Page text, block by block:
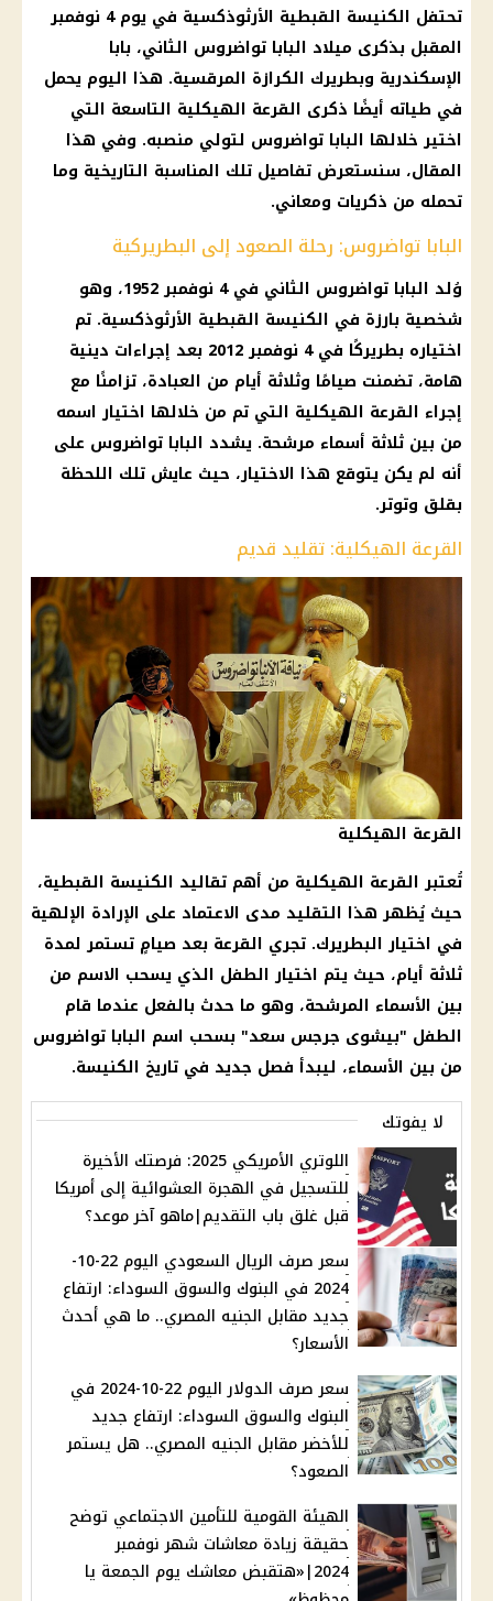
تحتفل الكنيسة القبطية الأرثوذكسية في يوم
4 نوفمبر
المقبل بذكرى ميلاد البابا تواضروس الثاني، بابا
الإسكندرية وبطريرك الكرازة المرقسية. هذا اليوم يحمل
في طياته أيضًا ذكرى القرعة الهيكلية التاسعة التي
اختير خلالها البابا تواضروس لتولي منصبه. وفي هذا
المقال، سنستعرض تفاصيل تلك المناسبة التاريخية وما
تحمله من ذكريات ومعاني.
البابا تواضروس: رحلة الصعود إلى البطريركية
وُلد البابا تواضروس الثاني
في 4 نوفمبر 1952، وهو
شخصية بارزة في الكنيسة القبطية الأرثوذكسية. تم
اختياره بطريركًا في 4 نوفمبر 2012 بعد إجراءات دينية
هامة، تضمنت صيامًا وثلاثة أيام من العبادة، تزامنًا مع
إجراء القرعة الهيكلية التي تم من خلالها اختيار اسمه
من بين ثلاثة أسماء مرشحة. يشدد البابا تواضروس على
أنه لم يكن يتوقع هذا الاختيار، حيث عايش تلك اللحظة
بقلق وتوتر.
القرعة الهيكلية: تقليد قديم
القرعة الهيكلية
تُعتبر القرعة الهيكلية من أهم تقاليد الكنيسة القبطية،
حيث يُظهر هذا التقليد مدى الاعتماد على الإرادة الإلهية
في اختيار البطريرك. تجري القرعة بعد صيامٍ تستمر لمدة
ثلاثة أيام، حيث يتم اختيار الطفل الذي يسحب الاسم من
بين الأسماء المرشحة، وهو ما حدث بالفعل عندما قام
الطفل "بيشوى جرجس سعد" بسحب اسم البابا تواضروس
من بين الأسماء، ليبدأ فصل جديد في تاريخ الكنيسة.
لا يفوتك
اللوتري الأمريكي 2025: فرصتك الأخيرة
للتسجيل في الهجرة العشوائية إلى أمريكا
قبل غلق باب التقديم|ماهو آخر موعد؟
سعر صرف الريال السعودي اليوم 22-10-
2024 في البنوك والسوق السوداء: ارتفاع
جديد مقابل الجنيه المصري.. ما هي أحدث
الأسعار؟
سعر صرف الدولار اليوم 22-10-2024 في
البنوك والسوق السوداء: ارتفاع جديد
للأخضر مقابل الجنيه المصري.. هل يستمر
الصعود؟
الهيئة القومية للتأمين الاجتماعي توضح
حقيقة زيادة معاشات شهر نوفمبر
2024|«هتقبض معاشك يوم الجمعة يا